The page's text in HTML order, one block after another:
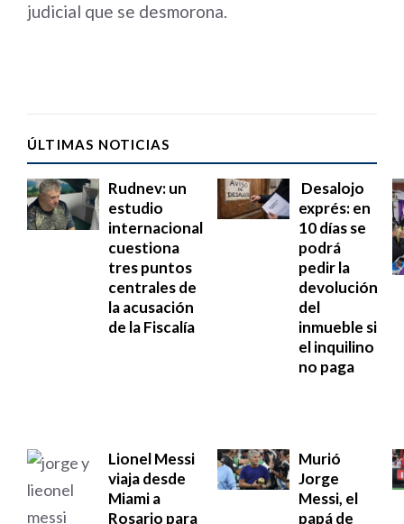
judicial que se desmorona.
ÚLTIMAS NOTICIAS
Rudnev: un
estudio
internacional
cuestiona
tres puntos
centrales de
la acusación
de la Fiscalía
Desalojo
exprés: en
10 días se
podrá
pedir la
devolución
del
inmueble si
el inquilino
no paga
Lionel Messi
viaja desde
Miami a
Rosario para
Murió
Jorge
Messi, el
papá de